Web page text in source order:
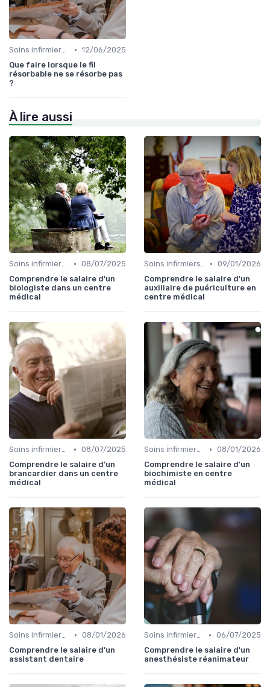
Soins infirmiers à domicile • 12/06/2025
Que faire lorsque le fil
résorbable ne se résorbe pas
?
À lire aussi
Soins infirmiers à domicile • 08/07/2025
Comprendre le salaire d'un
biologiste dans un centre
médical
Soins infirmiers à domicile • 09/01/2026
Comprendre le salaire d'un
auxiliaire de puériculture en
centre médical
Soins infirmiers à domicile • 08/07/2025
Comprendre le salaire d'un
brancardier dans un centre
médical
Soins infirmiers à domicile • 08/01/2026
Comprendre le salaire d'un
biochimiste en centre
médical
Soins infirmiers à domicile • 08/01/2026
Comprendre le salaire d'un
assistant dentaire
Soins infirmiers à domicile • 06/07/2025
Comprendre le salaire d'un
anesthésiste réanimateur